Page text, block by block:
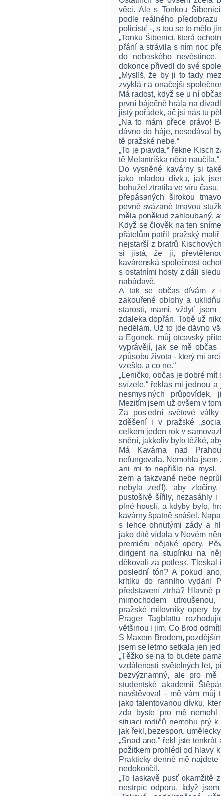
věci. Ale s Tonkou
podle reálného
policisté -, s tou se to mělo
„Tonku Šibenici, která
přání a strávila s ním noc
do nebeského
dokonce přivedl do své
„Myslíš, že by ji to tady
zvyklá na onačejší
Má radost, když se u ní
první báječně hrála na
jistý pořádek, ač jsi nás tu
„Na to mám přece právo!
dávno do háje, nesedával
tě pražské nebe.“
„To je pravda,“ řekne Kisch
tě Melantriška něco naučila.“
Do vysněné kavárny si
jako mladou dívku, jak
bohužel ztratila ve víru
přepásaných širokou
pevně svázané tmavou
měla poněkud zahloubaný,
Když se člověk na ten
přátelům patřil pražský
nejstarší z bratrů
si jistá, že ji,
kavárenská společnost
s ostatními hosty z dáli
nabádavě.
A tak se občas dívám z
zakouřené oblohy a
starosti, mami, vždyť
zdaleka dopřán. Tobě už
nedělám. Už to jde dávno
a Egonek, můj otcovský
vyprávějí, jak se mě občas
způsobu života - který mi
vzešlo, a co ne.“
„Leničko, občas je dobré
svízele,“ řeklas mi jednou
nesmyslných
Mezitím jsem už ovšem v
Za poslední světové
zděšení i v pražské
celkem jeden rok v
snění, jakkoliv bylo těžké,
Má Kavárna nad
nefungovala. Nemohla
ani mi to nepřišlo na mysl.
zem a takzvané nebe
nebyla zeď!), aby
pustošivě šířily, nezasáhly
plné houslí, a kdyby bylo,
kavárny špatně snášel.
s lehce ohnutými zády a
jako dítě vídala v Novém
premiéru nějaké opery.
dirigent na stupínku na
děkovali za potlesk. Tleskal
poslední tón? A pokud
kritiku do ranního vydání
představení ztrhá? Hlavně
mimochodem
pražské milovníky opery
Prager Tagblattu
většinou i jim. Co Brod
S Maxem Brodem,
jsem se letmo setkala jen
„Těžko se na to budete
vzdálenosti světelných let,
bezvýznamný, ale pro mě
studentské akademii
navštěvoval - mě vám můj
jako talentovanou dívku,
zda byste pro mě nemohl
situaci rodičů nemohu prý
jak řekl, bezesporu
„Snad ano,“ řekl jste
požitkem prohlédl od hlavy
Prakticky denně mě
nedokončil.
„To laskavě pusť okamžitě
nestrpíc odporu, když